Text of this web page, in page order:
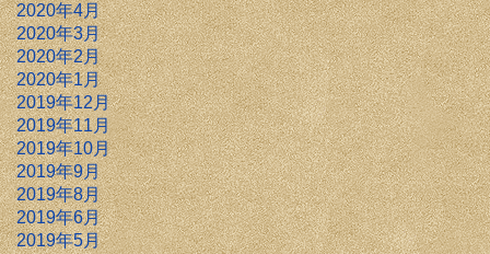
2020年4月
2020年3月
2020年2月
2020年1月
2019年12月
2019年11月
2019年10月
2019年9月
2019年8月
2019年6月
2019年5月